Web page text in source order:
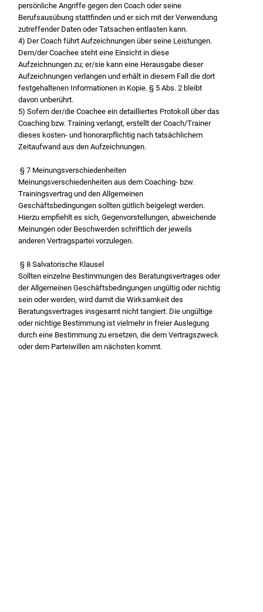
persönliche Angriffe gegen den Coach oder seine
Berufsausübung stattfinden und er sich mit der Verwendung
zutreffender Daten oder Tatsachen entlasten kann.
4) Der Coach führt Aufzeichnungen über seine Leistungen.
Dem/der Coachee steht eine Einsicht in diese
Aufzeichnungen zu; er/sie kann eine Herausgabe dieser
Aufzeichnungen verlangen und erhält in diesem Fall die dort
festgehaltenen Informationen in Kopie. § 5 Abs. 2 bleibt
davon unberührt.
5) Sofern der/die Coachee ein detailliertes Protokoll über das
Coaching bzw. Training verlangt, erstellt der Coach/Trainer
dieses kosten- und honorarpflichtig nach tatsächlichem
Zeitaufwand aus den Aufzeichnungen.
§ 7 Meinungsverschiedenheiten
Meinungsverschiedenheiten aus dem Coaching- bzw.
Trainingsvertrag und den Allgemeinen
Geschäftsbedingungen sollten gütlich beigelegt werden.
Hierzu empfiehlt es sich, Gegenvorstellungen, abweichende
Meinungen oder Beschwerden schriftlich der jeweils
anderen Vertragspartei vorzulegen.
§ 8 Salvatorische Klausel
Sollten einzelne Bestimmungen des Beratungsvertrages oder
der Allgemeinen Geschäftsbedingungen ungültig oder nichtig
sein oder werden, wird damit die Wirksamkeit des
Beratungsvertrages insgesamt nicht tangiert. Die ungültige
oder nichtige Bestimmung ist vielmehr in freier Auslegung
durch eine Bestimmung zu ersetzen, die dem Vertragszweck
oder dem Parteiwillen am nächsten kommt.